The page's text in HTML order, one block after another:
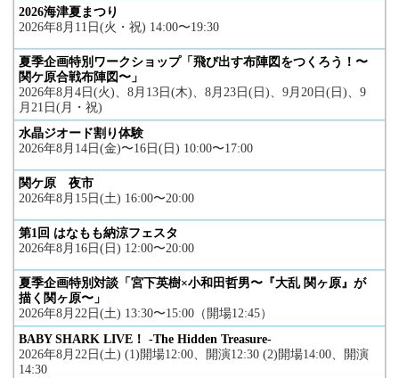
2026海津夏まつり
2026年8月11日(火・祝) 14:00〜19:30
夏季企画特別ワークショップ「飛び出す布陣図をつくろう！〜
関ケ原合戦布陣図〜」
2026年8月4日(火)、8月13日(木)、8月23日(日)、9月20日(日)、9
月21日(月・祝)
水晶ジオード割り体験
2026年8月14日(金)〜16日(日) 10:00〜17:00
関ケ原 夜市
2026年8月15日(土) 16:00〜20:00
第1回 はなもも納涼フェスタ
2026年8月16日(日) 12:00〜20:00
夏季企画特別対談「宮下英樹×小和田哲男〜『大乱 関ヶ原』が
描く関ヶ原〜」
2026年8月22日(土) 13:30〜15:00（開場12:45）
BABY SHARK LIVE！ -The Hidden Treasure-
2026年8月22日(土) (1)開場12:00、開演12:30 (2)開場14:00、開演
14:30